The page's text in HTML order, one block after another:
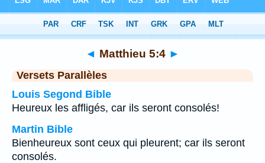
Chapitre 5 > Verset 4
◄ Matthieu 5:4 ►
Versets Parallèles
Louis Segond Bible
Heureux les affligés, car ils seront consolés!
Martin Bible
Bienheureux sont ceux qui pleurent; car ils seront
consolés.